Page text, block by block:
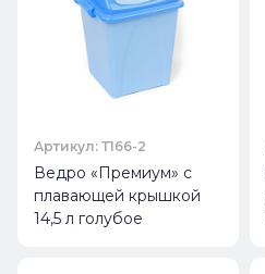
Артикул: Т166-2
Ведро «Премиум» с
плавающей крышкой
14,5 л голубое